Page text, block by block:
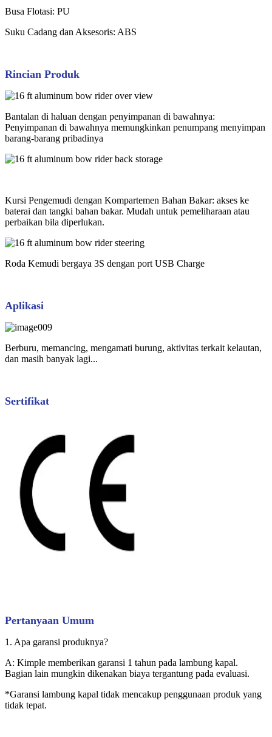
Busa Flotasi: PU
Suku Cadang dan Aksesoris: ABS
Rincian Produk
Bantalan di haluan dengan penyimpanan di bawahnya:
Penyimpanan di bawahnya memungkinkan penumpang menyimpan
barang-barang pribadinya
Kursi Pengemudi dengan Kompartemen Bahan Bakar: akses ke
baterai dan tangki bahan bakar. Mudah untuk pemeliharaan atau
perbaikan bila diperlukan.
Roda Kemudi bergaya 3S dengan port USB Charge
Aplikasi
Berburu, memancing, mengamati burung, aktivitas terkait kelautan,
dan masih banyak lagi...
Sertifikat
Pertanyaan Umum
1. Apa garansi produknya?
A: Kimple memberikan garansi 1 tahun pada lambung kapal.
Bagian lain mungkin dikenakan biaya tergantung pada evaluasi.
*Garansi lambung kapal tidak mencakup penggunaan produk yang
tidak tepat.